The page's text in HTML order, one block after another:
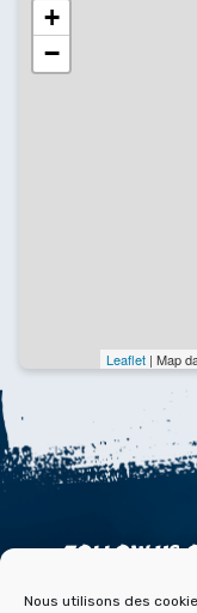
Nous utilisons des
+
−
Leaflet | Map
FOLLOW US